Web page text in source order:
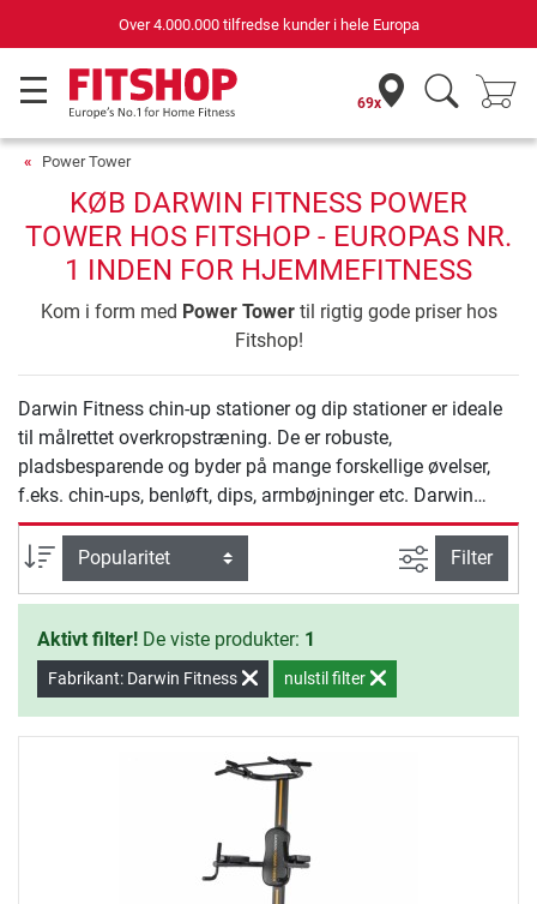
Over 4.000.000 tilfredse kunder i hele Europa
69x
Power Tower
KØB DARWIN FITNESS POWER
TOWER HOS FITSHOP - EUROPAS NR.
1 INDEN FOR HJEMMEFITNESS
Kom i form med Power Towertil rigtig gode priser hos
Fitshop!
Darwin Fitness chin-up stationer og dip stationer er ideale
til målrettet overkropstræning. De er robuste,
pladsbesparende og byder på mange forskellige øvelser,
f.eks. chin-ups, benløft, dips, armbøjninger etc. Darwin
Fitness chin-up stationer og dip stationer har ingen vægte:
Intensiteten af modstanden styrer du alene med din
kropsvægt.
sortering Avanceret
Filter
Aktivt filter! De viste produkter: 1
Fabrikant: Darwin Fitness nulstil filter